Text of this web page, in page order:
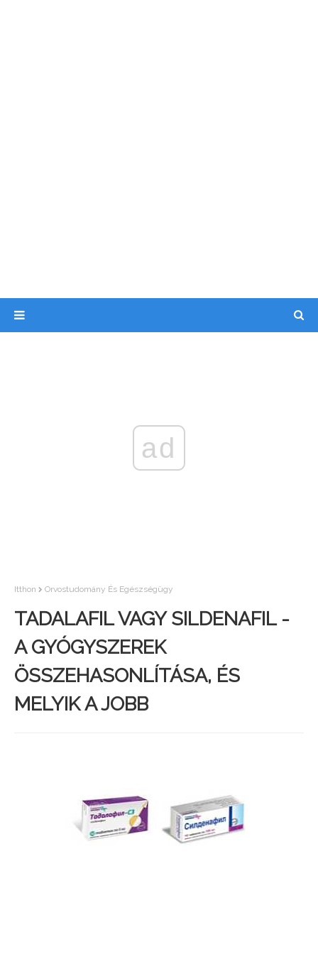
ad
Itthon Orvostudomány És Egészségügy
TADALAFIL VAGY SILDENAFIL -
A GYÓGYSZEREK
ÖSSZEHASONLÍTÁSA, ÉS
MELYIK A JOBB